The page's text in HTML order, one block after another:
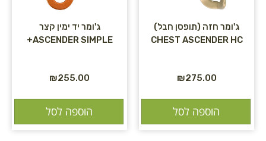
ג'ומר חזה (תופסן חבל)
CHEST ASCENDER HC
₪275.00
הוספה לסל
ג'ומר יד ימין קצר
ASCENDER SIMPLE+
₪255.00
הוספה לסל